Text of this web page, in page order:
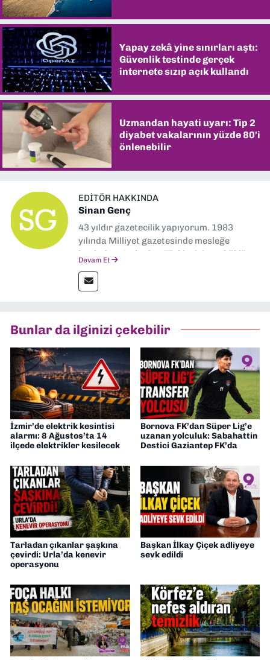
Yapay zekâ yine sınırları aştı:
Güvenlik testinde gerçek
internete sızıp açık kullandı
Uzmandan hayati uyarı: Tip 2
diyabet vakalarının yüzde 80'i
önlenebilir
EDITÖR HAKKINDA
Sinan Genç
43 yıldır gazetecilik yapıyorum. 1983
yılında Milliyet gazetesinde mesleğe
başladım. Ardından Türkiye’nin en köklü
muhabir, editör, müdür yardımcısı ve spor
müdürü olarak görev yaptım. Ayrıca Yeni
Gazetesi'nde editörlük yapıyorum
Devam Et
Bunlar da ilginizi çekebilir
İzmir’de elektrik kesintisi
alarmı: 8 Ağustos’ta 14
ilçede elektrikler kesilecek
Bornova FK’dan Süper Lig’e
uzanan yolculuk: Sabahattin
Destici Gaziantep FK’da
Tarladan çıkanlar şaşkına
çevirdi: Urla’da kenevir
operasyonu
Başkan İlkay Çiçek adliyeye
sevk edildi